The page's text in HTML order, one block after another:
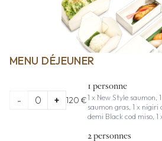
MENU DÉJEUNER
- 0 + 120 €
1 personne
1 x New Style saumon,
saumon gras, 1 x nigiri
demi Black cod miso, 1
2 personnes